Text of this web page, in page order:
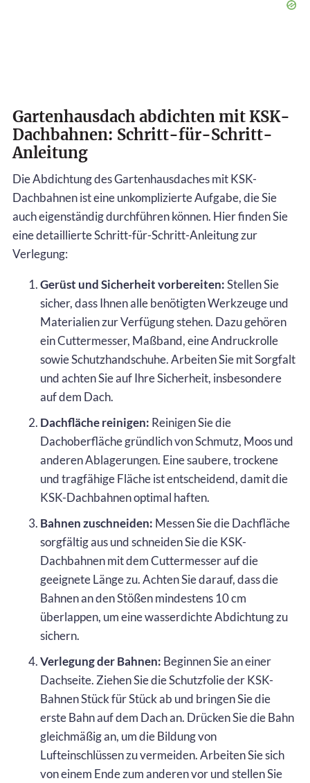
Gartenhausdach abdichten mit KSK-
Dachbahnen: Schritt-für-Schritt-
Anleitung
Die Abdichtung des Gartenhausdaches mit KSK-
Dachbahnen ist eine unkomplizierte Aufgabe, die Sie
auch eigenständig durchführen können. Hier finden Sie
eine detaillierte Schritt-für-Schritt-Anleitung zur
Verlegung:
Gerüst und Sicherheit vorbereiten:Stellen Sie
sicher, dass Ihnen alle benötigten Werkzeuge und
Materialien zur Verfügung stehen. Dazu gehören
ein Cuttermesser, Maßband, eine Andruckrolle
sowie Schutzhandschuhe. Arbeiten Sie mit Sorgfalt
und achten Sie auf Ihre Sicherheit, insbesondere
auf dem Dach.
Dachfläche reinigen: Reinigen Sie die
Dachoberfläche gründlich von Schmutz, Moos und
anderen Ablagerungen. Eine saubere, trockene
und tragfähige Fläche ist entscheidend, damit die
KSK-Dachbahnen optimal haften.
Bahnen zuschneiden: Messen Sie die Dachfläche
sorgfältig aus und schneiden Sie die KSK-
Dachbahnen mit dem Cuttermesser auf die
geeignete Länge zu. Achten Sie darauf, dass die
Bahnen an den Stößen mindestens 10 cm
überlappen, um eine wasserdichte Abdichtung zu
sichern.
Verlegung der Bahnen: Beginnen Sie an einer
Dachseite. Ziehen Sie die Schutzfolie der KSK-
Bahnen Stück für Stück ab und bringen Sie die
erste Bahn auf dem Dach an. Drücken Sie die Bahn
gleichmäßig an, um die Bildung von
Lufteinschlüssen zu vermeiden. Arbeiten Sie sich
von einem Ende zum anderen vor und stellen Sie